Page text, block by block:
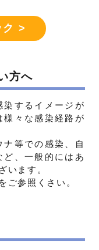
ク >
方へ
するイメージが
々な感染経路が
等での感染、自
、一般的にはあ
います。
ご参照くさい。